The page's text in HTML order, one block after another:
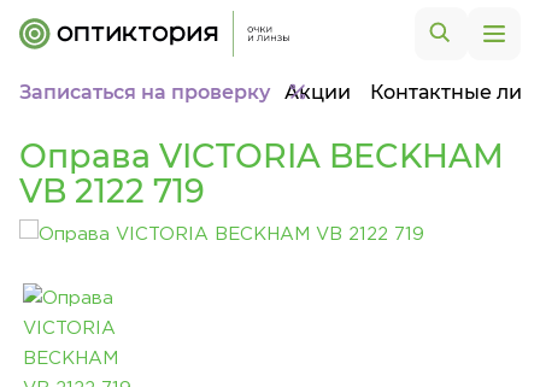
Записаться на проверку Акции Контактные
Оправа VICTORIA BECKHAM
VB 2122 719